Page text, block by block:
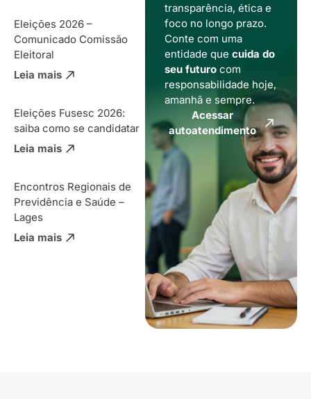
Eleições 2026 –
Comunicado Comissão
Eleitoral
Leia mais
Eleições Fusesc 2026:
saiba como se candidatar
Leia mais
Encontros Regionais de
Previdência e Saúde –
Lages
Leia mais
transparência, ética e
foco no longo prazo.
Conte com uma
entidade que cuida do
seu futurocom
responsabilidade hoje,
amanhã e sempre.
Acessar
autoatendimento